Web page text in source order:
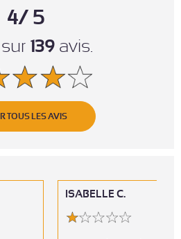
4/ 5
139 avis.
TOUS LES AVIS
ISABELLE C.